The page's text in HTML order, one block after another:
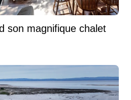
son magnifique chalet